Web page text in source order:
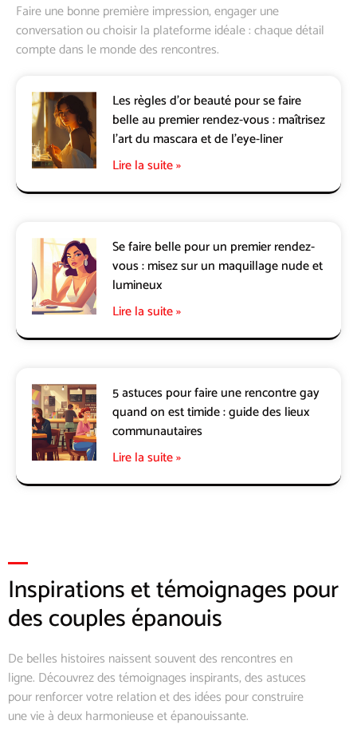
Faire une bonne première impression, engager une
conversation ou choisir la plateforme idéale : chaque détail
compte dans le monde des rencontres.
Les règles d’or beauté pour se faire
belle au premier rendez-vous : maîtrisez
l’art du mascara et de l’eye-liner
Lire la suite »
Se faire belle pour un premier rendez-
vous : misez sur un maquillage nude et
lumineux
Lire la suite »
5 astuces pour faire une rencontre gay
quand on est timide : guide des lieux
communautaires
Lire la suite »
Inspirations et témoignages pour
des couples épanouis
De belles histoires naissent souvent des rencontres en
ligne. Découvrez des témoignages inspirants, des astuces
pour renforcer votre relation et des idées pour construire
une vie à deux harmonieuse et épanouissante.